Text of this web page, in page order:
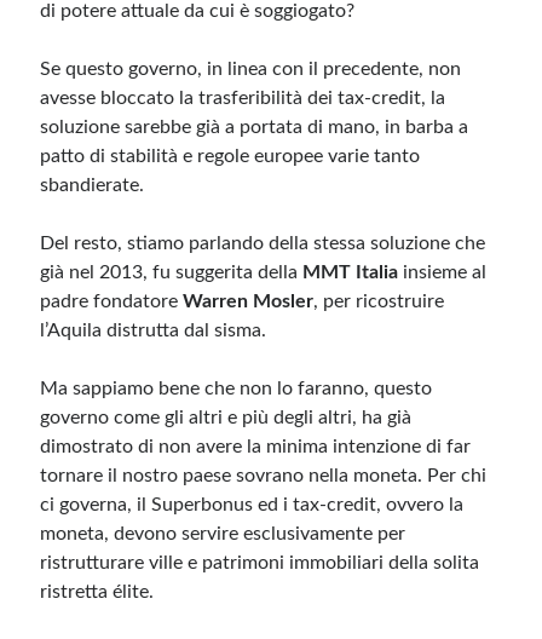
di potere attuale da cui è soggiogato?
Se questo governo, in linea con il precedente, non
avesse bloccato la trasferibilità dei tax-credit, la
soluzione sarebbe già a portata di mano, in barba a
patto di stabilità e regole europee varie tanto
sbandierate.
Del resto, stiamo parlando della stessa soluzione che
già nel 2013, fu suggerita della MMT Italia insieme al
padre fondatoreWarren Mosler, per ricostruire
l’Aquila distrutta dal sisma.
Ma sappiamo bene che non lo faranno, questo
governo come gli altri e più degli altri, ha già
dimostrato di non avere la minima intenzione di far
tornare il nostro paese sovrano nella moneta. Per chi
ci governa, il Superbonus ed i tax-credit, ovvero la
moneta, devono servire esclusivamente per
ristrutturare ville e patrimoni immobiliari della solita
ristretta élite.